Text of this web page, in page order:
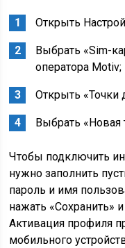
Открыть
Выбрать «Sim-
оператора Motiv;
Открыть «Точки
Выбрать «Новая
Чтобы подключить
нужно заполнить
пароль и имя
нажать «Сохранить»
Активация профиля
мобильного